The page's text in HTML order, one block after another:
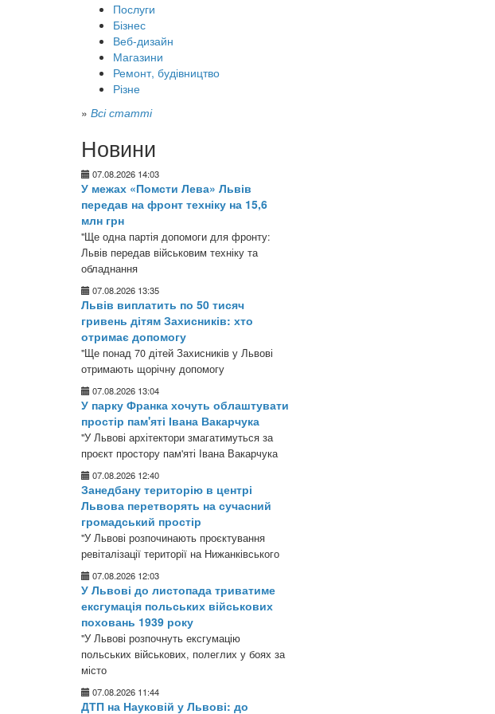
Послуги
Бізнес
Веб-дизайн
Магазини
Ремонт, будівництво
Різне
» Всі статті
Новини
07.08.2026 14:03
У межах «Помсти Лева» Львів
передав на фронт техніку на 15,6
млн грн
"Ще одна партія допомоги для фронту:
Львів передав військовим техніку та
обладнання
07.08.2026 13:35
Львів виплатить по 50 тисяч
гривень дітям Захисників: хто
отримає допомогу
"Ще понад 70 дітей Захисників у Львові
отримають щорічну допомогу
07.08.2026 13:04
У парку Франка хочуть облаштувати
простір пам'яті Івана Вакарчука
"У Львові архітектори змагатимуться за
проєкт простору пам'яті Івана Вакарчука
07.08.2026 12:40
Занедбану територію в центрі
Львова перетворять на сучасний
громадський простір
"У Львові розпочинають проєктування
ревіталізації території на Нижанківського
07.08.2026 12:03
У Львові до листопада триватиме
ексгумація польських військових
поховань 1939 року
"У Львові розпочнуть ексгумацію
польських військових, полеглих у боях за
місто
07.08.2026 11:44
ДТП на Науковій у Львові: до